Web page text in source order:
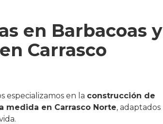
en Barbacoas y
Carrasco
especializamos en la construcción de
medida en Carrasco Norte, adaptados